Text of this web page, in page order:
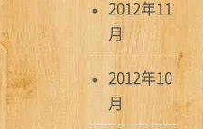
2012年11
月
2012年10
月